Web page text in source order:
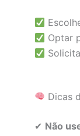
Optar
Dicas
✔ Não